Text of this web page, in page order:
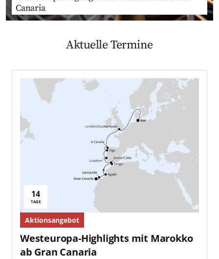
Canaria
Aktuelle Termine
Aktionsangebot
Westeuropa-Highlights mit Marokko
ab Gran Canaria
Reisedauer:
14
TAGE